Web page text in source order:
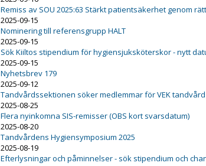
Remiss av SOU 2025:63 Stärkt patientsäkerhet genom
2025-09-15
Nominering till referensgrupp HALT
2025-09-15
Sök Kiiltos stipendium för hygiensjuksköterskor - nytt
2025-09-15
Nyhetsbrev 179
2025-09-12
Tandvårdssektionen söker medlemmar för VEK tandvård
2025-08-25
Flera nyinkomna SIS-remisser (OBS kort svarsdatum)
2025-08-20
Tandvårdens Hygiensymposium 2025
2025-08-19
Efterlysningar och påminnelser - sök stipendium och